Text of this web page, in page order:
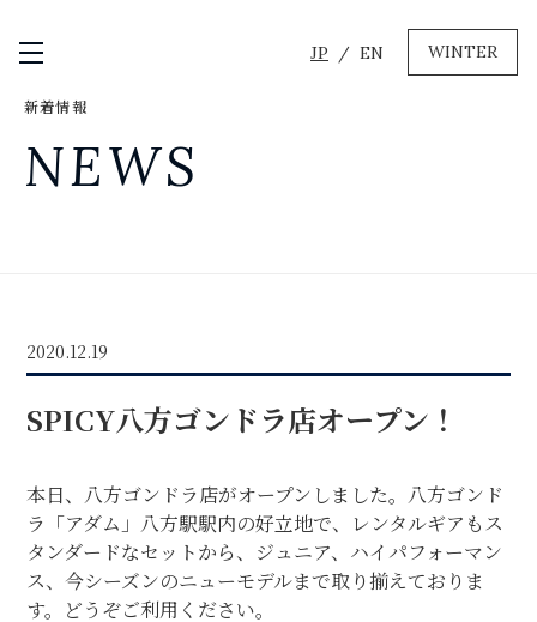
メニュー開閉 JP EN WINTER
GREEN
WINTER
販売・その他サービス
店舗
会社概要 ニュース よくあるご質問
採用情報
お問い合わせ
個人情報保護方針 特定商取引に関する表示 リンク
新着情報
NEWS
2020.12.19
SPICY八方ゴンドラ店オープン！
本日、八方ゴンドラ店がオープンしました。八方ゴンド
ラ「アダム」八方駅駅内の好立地で、レンタルギアもス
タンダードなセットから、ジュニア、ハイパフォーマン
ス、今シーズンのニューモデルまで取り揃えておりま
す。どうぞご利用ください。